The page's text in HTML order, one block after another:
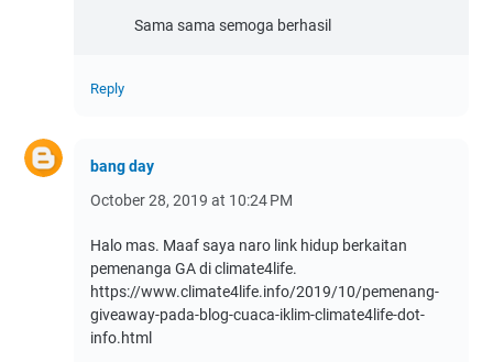
Sama sama semoga berhasil
Reply
bang day
October 28, 2019 at 10:24 PM
Halo mas. Maaf saya naro link hidup berkaitan
pemenanga GA di climate4life.
https://www.climate4life.info/2019/10/pemenang-
giveaway-pada-blog-cuaca-iklim-climate4life-dot-
info.html